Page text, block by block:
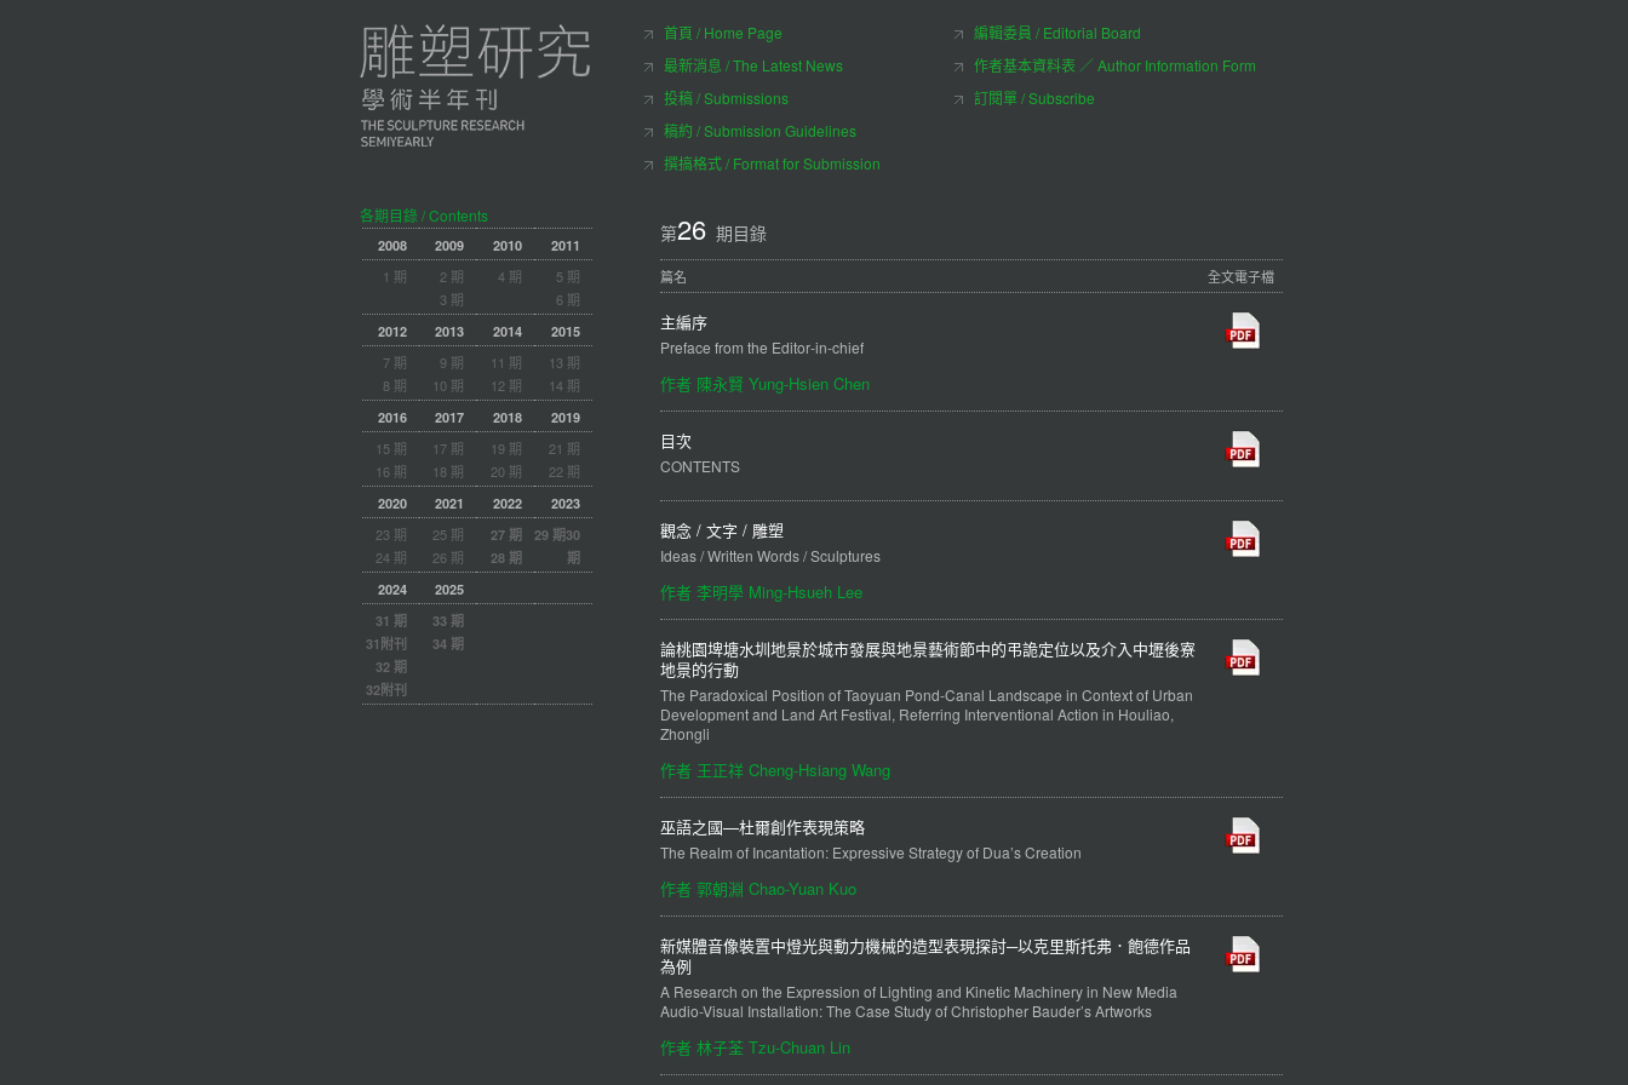
首頁 / Home Page
最新消息 / The Latest News
投稿 / Submissions
稿約 / Submission Guidelines
撰搞格式 / Format for Submission
編輯委員 / Editorial Board
作者基本資料表 ／ Author Information Form
訂閱單 / Subscribe
各期目錄 / Contents
2008 2009 2010 2011
1 期
2 期
3 期
4 期
5 期
6 期
2012 2013 2014 2015
7 期
8 期
9 期
10 期
11 期
12 期
13 期
14 期
2016 2017 2018 2019
15 期
16 期
17 期
18 期
19 期
20 期
21 期
22 期
2020 2021 2022 2023
23 期
24 期
25 期
26 期
27 期
28 期
29 期 30
期
2024
2025
31 期
31附刊
32 期
32附刊
33 期
34 期
第26 期目錄
篇名 全文電子檔
主編序
Preface from the Editor‐in‐chief
作者 陳永賢 Yung-Hsien Chen
目次
CONTENTS
觀念 / 文字 / 雕塑
Ideas / Written Words / Sculptures
作者 李明學 Ming-Hsueh Lee
論桃園埤塘水圳地景於城市發展與地景藝術節中的弔詭定位以及介入中壢後寮
地景的行動
The Paradoxical Position of Taoyuan Pond-Canal Landscape in Context of Urban
Development and Land Art Festival, Referring Interventional Action in Houliao,
Zhongli
作者 王正祥 Cheng-Hsiang Wang
巫語之國—杜爾創作表現策略
The Realm of Incantation: Expressive Strategy of Dua’s Creation
作者 郭朝淵 Chao-Yuan Kuo
新媒體音像裝置中燈光與動力機械的造型表現探討─以克里斯托弗．飽德作品
為例
A Research on the Expression of Lighting and Kinetic Machinery in New Media
Audio-Visual Installation: The Case Study of Christopher Bauder’s Artworks
作者 林子荃 Tzu-Chuan Lin